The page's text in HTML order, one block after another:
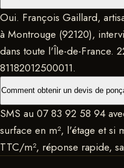
Oui. François Gaillard,
à Montrouge (92120),
dans toute l'Île-de-France.
81182012500011.
Comment obtenir un devis de
SMS au 07 83 92 58 94
surface en m², l'étage et si
TTC/m², réponse rapide,